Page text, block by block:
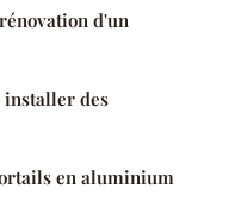
d'un
des
en aluminium